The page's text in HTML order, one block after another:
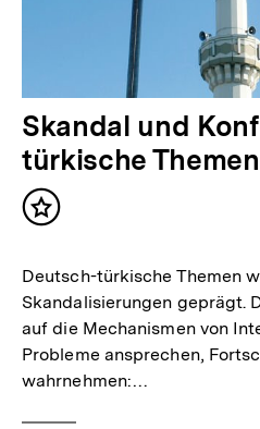
Skandal und
türkische Themen
Inhalt
Deutsch-türkische Themen
Skandalisierungen geprägt.
auf die Mechanismen von
Probleme ansprechen,
wahrnehmen:…